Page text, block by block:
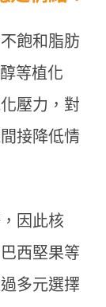
不飽和脂肪
等植化
壓力，對
接降低情
因此核
西堅果等
多元選擇